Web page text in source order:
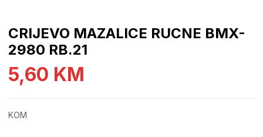
CRIJEVO MAZALICE RUCNE BMX-
2980 RB.21
5,60 KM
KOM